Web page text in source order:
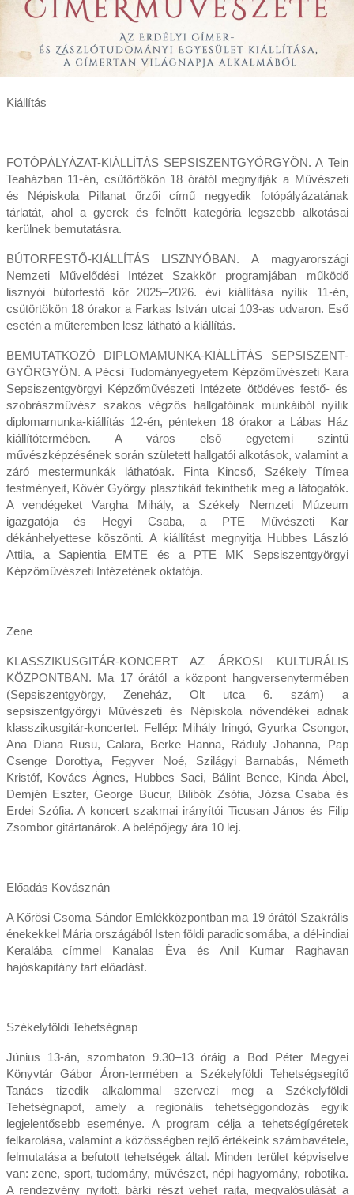
Kiállítás
FOTÓPÁLYÁZAT-KIÁLLÍTÁS SEPSISZENTGYÖRGYÖN. A Tein
Teaházban 11-én, csütörtökön 18 órától megnyitják a Művészeti
és Népiskola Pillanat őrzői című negyedik fotópályázatának
tárlatát, ahol a gyerek és felnőtt kategória legszebb alkotásai
kerülnek bemutatásra.
BÚTORFESTŐ-KIÁLLÍTÁS LISZNYÓBAN. A magyarországi
Nemzeti Művelődési Intézet Szakkör programjában működő
lisznyói bútorfestő kör 2025–2026. évi kiállítása nyílik 11-én,
csütörtökön 18 órakor a Farkas István utcai 103-as udvaron. Eső
esetén a műteremben lesz látható a kiállítás.
BEMUTATKOZÓ DIPLOMAMUN­KA-KIÁLLÍTÁS SEPSISZENT­
GYÖRGYÖN. A Pécsi Tudományegyetem Képző­művészeti Kara
Sepsiszentgyörgyi Képzőművészeti Intézete ötödéves festő- és
szobrászművész szakos végzős hallgatóinak munkáiból nyílik
diplomamunka-kiállítás 12-én, pénteken 18 órakor a Lábas Ház
kiállítótermében. A város első egyetemi szintű
művészképzésének során született hallgatói alkotások, valamint a
záró mestermunkák láthatóak. Finta Kincső, Székely Tímea
festményeit, Kövér György plasztikáit tekinthetik meg a látogatók.
A vendégeket Var­gha Mihály, a Székely Nemzeti Múzeum
igazgatója és Hegyi Csaba, a PTE Művészeti Kar
dékánhelyettese köszönti. A kiállítást megnyitja Hubbes László
Attila, a Sapientia EMTE és a PTE MK Sepsiszentgyörgyi
Képzőművészeti Intézetének oktatója.
Zene
KLASSZIKUSGITÁR-KONCERT AZ ÁRKOSI KULTURÁLIS
KÖZPONTBAN. Ma 17 órától a központ hangversenytermében
(Sepsiszentgyörgy, Zeneház, Olt utca 6. szám) a
sepsiszentgyörgyi Művészeti és Népiskola növendékei adnak
klasszikusgitár-koncertet. Fellép: Mihály Iringó, Gyurka Csongor,
Ana Diana Rusu, Calara, Berke Hanna, Ráduly Johanna, Pap
Csenge Dorottya, Fegyver Noé, Szilágyi Barnabás, Németh
Kristóf, Kovács Ágnes, Hubbes Saci, Bálint Bence, Kinda Ábel,
Demjén Eszter, George Bucur, Bilibók Zsófia, Józsa Csaba és
Erdei Szófia. A koncert szakmai irányítói Ticusan János és Filip
Zsombor gitártanárok. A belépőjegy ára 10 lej.
Előadás Kovásznán
A Kőrösi Csoma Sándor Emlékközpontban ma 19 órától Szakrális
énekekkel Mária országából Isten földi paradicsomába, a dél-indiai
Keralába címmel Kanalas Éva és Anil Kumar Raghavan
hajóskapitány tart előadást.
Székelyföldi Tehetségnap
Június 13-án, szombaton 9.30–13 óráig a Bod Péter Megyei
Könyvtár Gábor Áron-termében a Székelyföldi Tehetségsegítő
Tanács tizedik alkalommal szervezi meg a Székelyföldi
Tehetségnapot, amely a regionális tehetséggondozás egyik
legjelentősebb eseménye. A program célja a tehetségígéretek
felkarolása, valamint a közösségben rejlő értékeink számbavétele,
felmutatása a befutott tehetségek által. Minden terület képviselve
van: zene, sport, tudomány, művészet, népi hagyomány, robotika.
A rendezvény nyitott, bárki részt vehet rajta, megvalósulását a